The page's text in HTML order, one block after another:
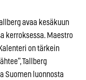
avaa kesäkuun
kerroksessa. Maestro
on tärkein
Tallberg
Suomen luonnosta